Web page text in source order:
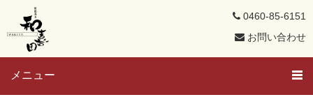
メニュー
0460-85-6151
お問い合わせ